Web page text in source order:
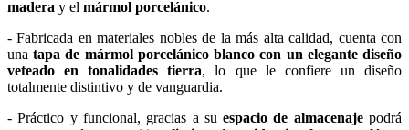
madera y el mármol porcelánico.
- Fabricada en materiales nobles de la más alta calidad, cuenta con
unatapa de mármol porcelánico blanco con un elegante diseño
veteado en tonalidades tierra, lo que le confiere un diseño
totalmente distintivo y de vanguardia.
- Práctico y funcional, gracias a suespacio de almacenajepodrá